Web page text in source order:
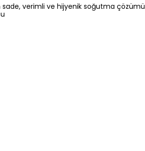
verimli ve hijyenik soğutma çözümü